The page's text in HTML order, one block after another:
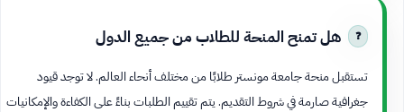
هل تمنح المنحة للطلاب من جميع الدول
تستقبل منحة جامعة مونستر طلابًا من مختلف أنحاء العالم. لا توجد قيود
جغرافية صارمة في شروط التقديم. يتم تقييم الطلبات بناءً على الكفاءة والإمكانيات